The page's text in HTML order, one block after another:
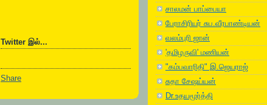
Twitter இல்...
Share
சாலமன் பாப்பையா
பேராசிரியர் சுப.வீரபாண்டியன்
வலம்புரி ஜான்
'தமிழருவி' மணியன்
"கம்பவாரிதி" இ.ஜெயராஜ்
சுதா சேஷய்யன்
Dr.உதயமூர்த்தி